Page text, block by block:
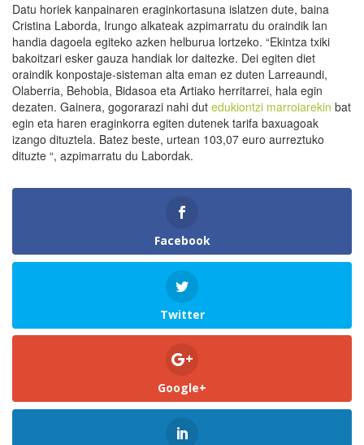
Datu horiek kanpainaren eraginkortasuna islatzen dute, baina
Cristina Laborda, Irungo alkateak azpimarratu du oraindik lan
handia dagoela egiteko azken helburua lortzeko. “Ekintza txiki
bakoitzari esker gauza handiak lor daitezke. Dei egiten diet
oraindik konpostaje-sisteman alta eman ez duten Larreaundi,
Olaberria, Behobia, Bidasoa eta Artiako herritarrei, hala egin
dezaten. Gainera, gogorarazi nahi dut edukiontzi marroiarekin bat
egin eta haren eraginkorra egiten dutenek tarifa baxuagoak
izango dituztela. Batez beste, urtean 103,07 euro aurreztuko
dituzte “, azpimarratu du Labordak.
Facebook
Twitter
Google+